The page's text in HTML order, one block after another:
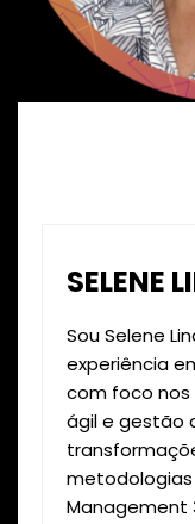
SELENE
Sou Selene
experiência
com foco nos
ágil e gestão
metodologias
Management